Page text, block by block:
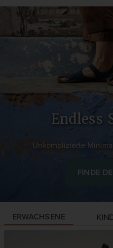
Endless
Unkomplizierte
FINDE
ERWACHSENE